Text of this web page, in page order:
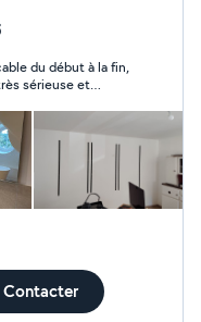
tarifs clairs.
sur mon profil.
!
du début à la fin,
sérieuse et
Vous pouvez y aller
Contacter